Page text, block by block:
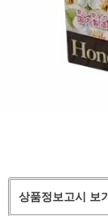
상품정보고시 보기